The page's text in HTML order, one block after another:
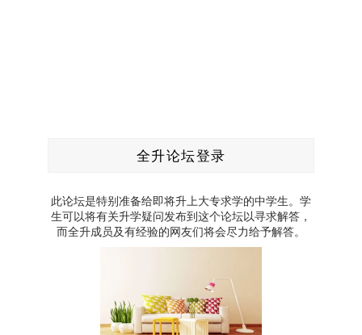
全升论坛登录
此论坛是特别准备给即将升上大专求学的中学生。学
生可以将有关升学疑问发布到这个论坛以寻求解答，
而全升成员及有经验的网友们将会尽力给予解答。